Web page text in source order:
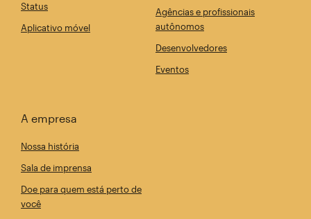
Status
Aplicativo móvel
Agências e profissionais
autônomos
Desenvolvedores
Eventos
A empresa
Nossa história
Sala de imprensa
Doe para quem está perto de
você